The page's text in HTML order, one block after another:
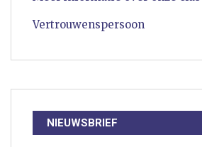
Vertrouwenspersoon
NIEUWSBRIEF